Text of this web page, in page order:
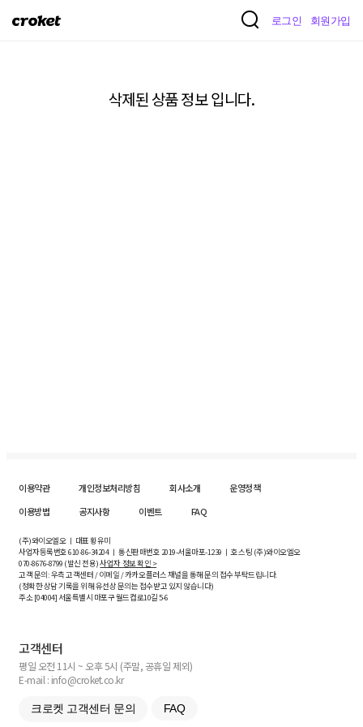
크
로그인 회원가입
삭제된 상품 정보 입니다.
이용약관 개인정보처리방침 회사소개
운영정책
이용방법
공지사항 이벤트 FAQ
(주)와이오엘오 ㅣ 대표 황유미
사업자등록번호610-86-34204ㅣ 통신판매번호 2019-서울마포-1239 ㅣ 호스팅 (주)와이오엘오
070-8676-8799 (발신 전용)사업자 정보 확인 >
고객 문의: 우측 고객센터 / 이메일 / 카카오플러스 채널을 통해 문의 접수 부탁드립니다.
(정확한 상담 기록을 위해 유선상 문의는 접수받고 있지 않습니다)
주소 [04004] 서울특별시 마포구 월드컵로10길5-6
고객센터
평일 오전 11시 ~ 오후 5시 (주말, 공휴일 제외)
E-mail : info@croket.co.kr
크로켓 고객센터 문의 FAQ